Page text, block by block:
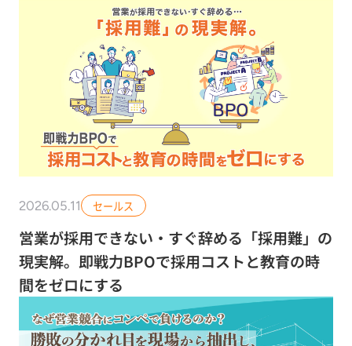
2026.05.11 セールス
営業が採用できない・すぐ辞める「採用難」の
現実解。即戦力BPOで採用コストと教育の時
間をゼロにする